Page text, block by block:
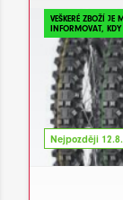
VEŠKERÉ ZBOŽÍ JE
INFORMOVAT, KDY
Nejpozději